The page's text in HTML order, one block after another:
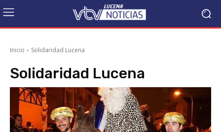
Inicio Solidaridad Lucena
Solidaridad Lucena